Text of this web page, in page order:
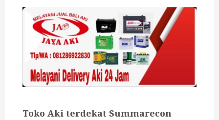
Toko Aki terdekat Summarecon